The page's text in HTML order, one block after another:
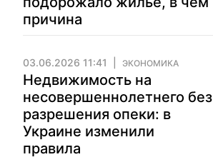
причина
03.06.2026 11:41 ЭКОНОМИКА
Недвижимость на
несовершеннолетнего без
разрешения опеки: в
Украине изменили
правила